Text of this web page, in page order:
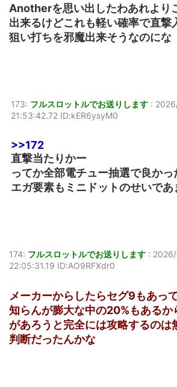
Anotherを思い出したわあれより
出来るけどこれも軽い確率で直撃
狙い打ちを邪魔出来そうなのにな
173: フルスロットルでお送りします :
21:53:42.72 ID:kER6ysyM0
>>172
直撃当たりかー
ってか全部電チュー抽選で良かっ
エガ要素もミニドットのせいであ
174: フルスロットルでお送りします :
22:05:31.19 ID:AO9RFXdr0
メーカーからしたらセグ9もあっ
知らんが膨大な中の20%もある
があろうと完全には攻略するのは
判断だったんかな